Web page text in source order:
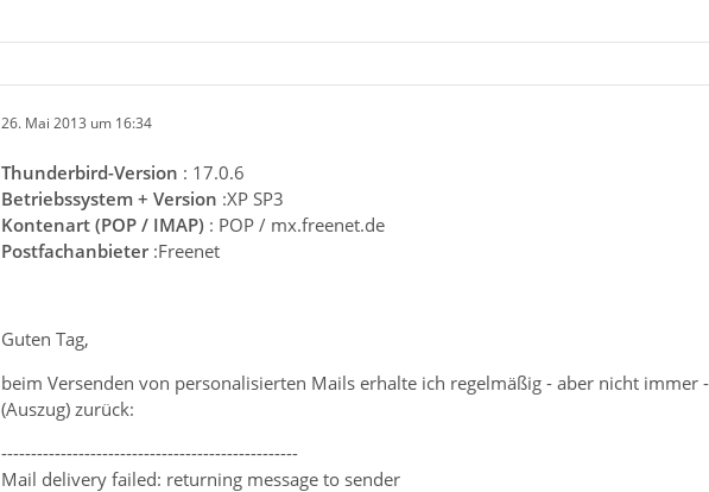
26. Mai 2013 um 16:34
Thunderbird-Version : 17.0.6
Betriebssystem + Version :XP SP3
Kontenart (POP / IMAP) : POP / mx.freenet.de
Postfachanbieter :Freenet
Guten Tag,
beim Versenden von personalisierten Mails erhalte ich regelmäßig - aber nicht
(Auszug) zurück:
--------------------------------------------------
Mail delivery failed: returning message to sender